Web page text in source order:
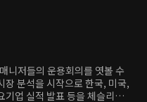
니저들의 운용회의를 엿볼 수
장 분석을 시작으로 한국, 미국,
업 실적 발표 등을 체슬리투자